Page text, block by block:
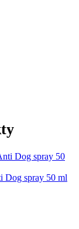
Dog spray 50 ml